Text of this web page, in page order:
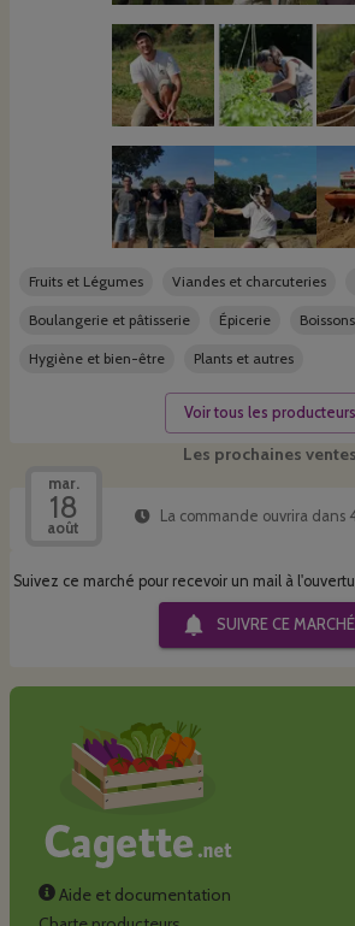
Les prochaines ventes
mar.
18
août
La commande ouvrira dans
Suivez ce marché pour recevoir un mail à
SUIVRE CE MARCHÉ
Fruits et Légumes Viandes et charcuteries
Boulangerie et pâtisserie Épicerie Boissons
Hygiène et bien-être Plants et autres
Voir tous les producteurs
Aide et documentation